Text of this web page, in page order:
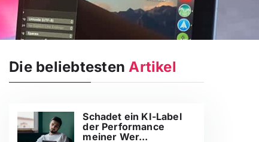
Die beliebtestenArtikel
Schadet ein KI-Label
der Performance
meiner Wer...